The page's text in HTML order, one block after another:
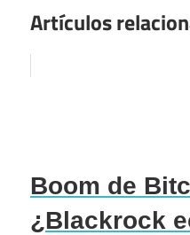
Artículos
Boom de
¿Blackrock